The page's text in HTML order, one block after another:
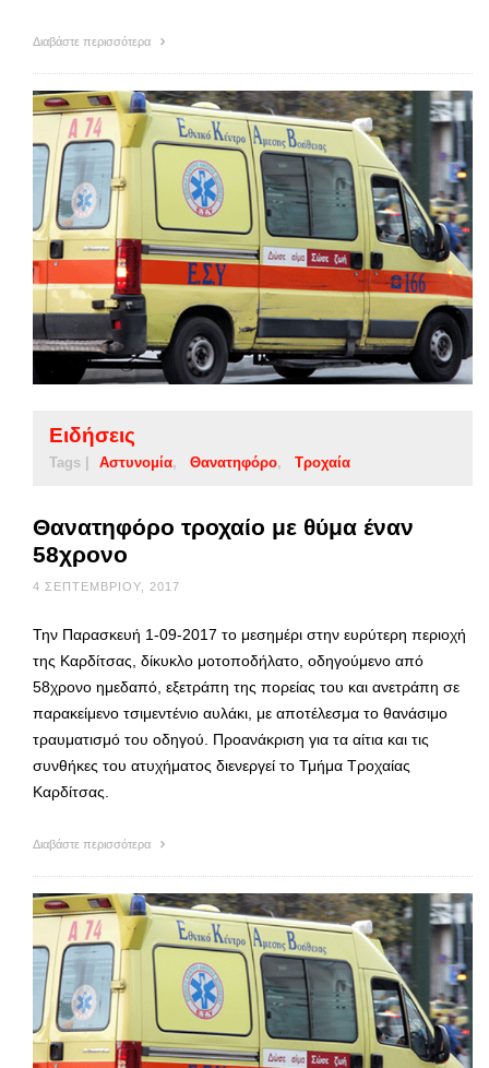
Διαβάστε περισσότερα
Ειδήσεις
Tags | Αστυνομία Θανατηφόρο Τροχαία
Θανατηφόρο τροχαίο με θύμα έναν
58χρονο
4 ΣΕΠΤΕΜΒΡΊΟΥ, 2017
Την Παρασκευή 1-09-2017 το μεσημέρι στην ευρύτερη περιοχή
της Καρδίτσας, δίκυκλο μοτοποδήλατο, οδηγούμενο από
58χρονο ημεδαπό, εξετράπη της πορείας του και ανετράπη σε
παρακείμενο τσιμεντένιο αυλάκι, με αποτέλεσμα το θανάσιμο
τραυματισμό του οδηγού. Προανάκριση για τα αίτια και τις
συνθήκες του ατυχήματος διενεργεί το Τμήμα Τροχαίας
Καρδίτσας.
Διαβάστε περισσότερα